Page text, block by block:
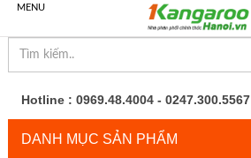
MENU
Hotline : 0969.48.4004 - 0247.300.5567
DANH MỤC SẢN PHẨM